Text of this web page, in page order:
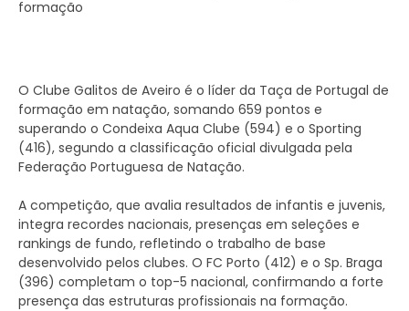
O Clube Galitos de Aveiro é o líder da Taça de Portugal de
formação em natação, somando 659 pontos e
superando o Condeixa Aqua Clube (594) e o Sporting
(416), segundo a classificação oficial divulgada pela
Federação Portuguesa de Natação.
A competição, que avalia resultados de infantis e juvenis,
integra recordes nacionais, presenças em seleções e
rankings de fundo, refletindo o trabalho de base
desenvolvido pelos clubes. O FC Porto (412) e o Sp. Braga
(396) completam o top-5 nacional, confirmando a forte
presença das estruturas profissionais na formação.